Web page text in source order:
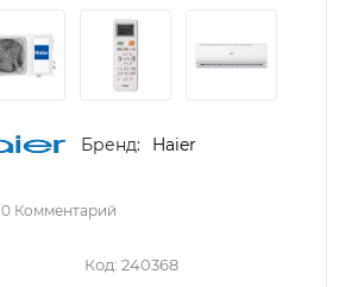
Бренд: Haier
0 Комментарий
Код: 240368